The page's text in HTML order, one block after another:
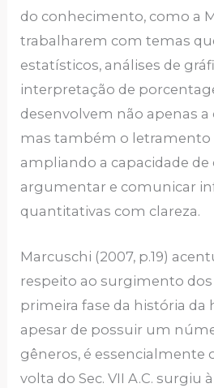
do conhecimento, como a
trabalharem com temas
estatísticos, análises de
interpretação de
desenvolvem não apenas
mas também o
ampliando a capacidade
argumentar e comunicar
quantitativas com clareza.
Marcuschi (2007, p.19)
respeito ao surgimento dos
primeira fase da história da
apesar de possuir um
gêneros, é essencialmente
volta do Sec. VII A.C. surgiu